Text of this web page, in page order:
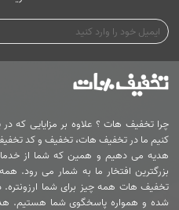
چرا تخفیف هات ؟ علاوه بر مزایایی که در
کنیم ما در تخفیف هات، تخفیف و کد
هدیه می دهیم و همین که شما از
بزرگترین افتخار ما به شمار می رود.
تخفیف هات همه چیز برای شما
شده و همواره پاسخگوی شما هستیم.